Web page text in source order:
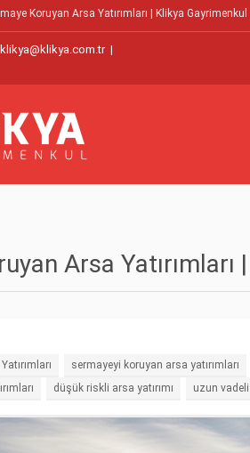
Koruyan Arsa Yatırımları | Klikya Gayrimenkul
klikya@klikya.com.tr|
Arsa
sermayeyi koruyan arsa yatırımları
düşük riskli arsa yatırımı uzun vadeli